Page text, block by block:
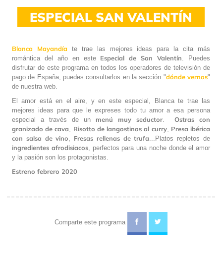
ESPECIAL SAN VALENTÍN
Blanca Mayandía te trae las mejores ideas para la cita más
romántica del año en este Especial de San Valentín . Puedes
disfrutar de este programa en todos los operadores de televisión de
pago de España, puedes consultarlos en la sección "dónde vernos"
de nuestra web.
El amor está en el aire, y en este especial, Blanca te trae las
mejores ideas para que le expreses todo tu amor a esa persona
especial a través de un menú muy seductor
Ostras con
granizado de cava
Risotto de langostinos al curry, Presa ibérica
con salsa de vino
Fresas rellenas de trufa ...Platos repletos de
ingredientes afrodisiacos, perfectos para una noche donde el amor
y la pasión son los protagonistas.
Estreno febrero 2020
Comparte este programa